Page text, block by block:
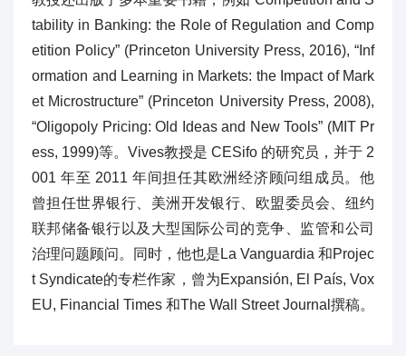
tability in Banking: the Role of Regulation and Comp
etition Policy” (Princeton University Press, 2016), “Inf
ormation and Learning in Markets: the Impact of Mark
et Microstructure” (Princeton University Press, 2008),
“Oligopoly Pricing: Old Ideas and New Tools” (MIT Pr
ess, 1999)等。Vives教授是 CESifo 的研究员，并于 2
001 年至 2011 年间担任其欧洲经济顾问组成员。他
曾担任世界银行、美洲开发银行、欧盟委员会、纽约
联邦储备银行以及大型国际公司的竞争、监管和公司
治理问题顾问。同时，他也是La Vanguardia 和Projec
t Syndicate的专栏作家，曾为Expansión, El País, Vox
EU, Financial Times 和The Wall Street Journal撰稿。